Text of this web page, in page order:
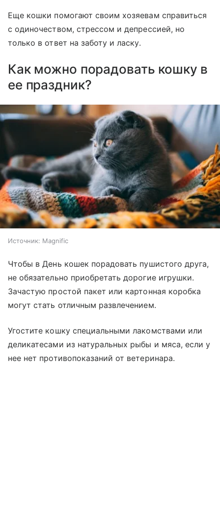
Еще кошки помогают своим хозяевам справиться
с одиночеством, стрессом и депрессией, но
только в ответ на заботу и ласку.
Как можно порадовать кошку в
ее праздник?
Источник: Magnific
Чтобы в День кошек порадовать пушистого друга,
не обязательно приобретать дорогие игрушки.
Зачастую простой пакет или картонная коробка
могут стать отличным развлечением.
Угостите кошку специальными лакомствами или
деликатесами из натуральных рыбы и мяса, если у
нее нет противопоказаний от ветеринара.